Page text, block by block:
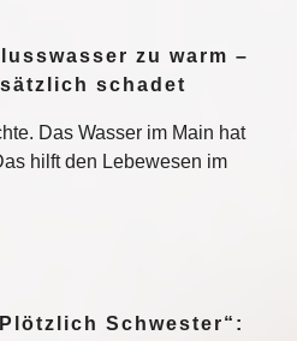
zu warm –
schadet
Das Wasser im Main hat
hilft den Lebewesen im
Schwester“: